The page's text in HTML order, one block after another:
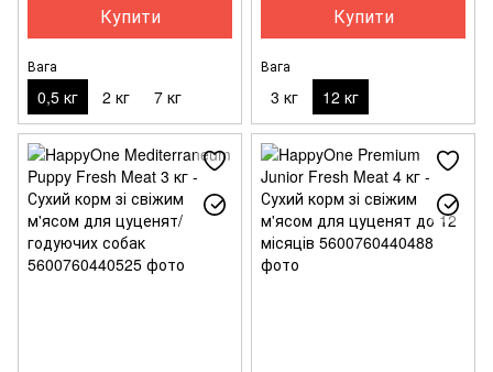
Купити
Вага
0,5 кг 2 кг 7 кг
Купити
Вага
3 кг 12 кг